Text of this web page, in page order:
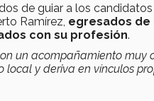
de guiar a los
Ramírez, egresados de
con su profesión.
un acompañamiento muy
y deriva en vínculos